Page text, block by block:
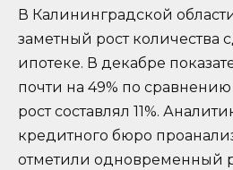
В Калининградской
заметный рост количества
ипотеке. В декабре
почти на 49% по
рост составлял 11%.
кредитного бюро
отметили одновременный